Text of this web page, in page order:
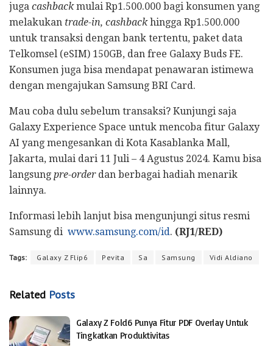
juga cashbackmulai Rp1.500.000 bagi konsumen yang
melakukan trade-in, cashbackhingga Rp1.500.000
untuk transaksi dengan bank tertentu, paket data
Telkomsel (eSIM) 150GB, dan free Galaxy Buds FE.
Konsumen juga bisa mendapat penawaran istimewa
dengan mengajukan Samsung BRI Card.
Mau coba dulu sebelum transaksi? Kunjungi saja
Galaxy Experience Space untuk mencoba fitur Galaxy
AI yang mengesankan di Kota Kasablanka Mall,
Jakarta, mulai dari 11 Juli – 4 Agustus 2024. Kamu bisa
langsung pre-orderdan berbagai hadiah menarik
lainnya.
Informasi lebih lanjut bisa mengunjungi situs resmi
Samsung di www.samsung.com/id. (RJ1/RED)
Tags: Galaxy Z Flip6 Pevita Sa Samsung Vidi Aldiano
Related Posts
Galaxy Z Fold6 Punya Fitur PDF Overlay Untuk
Tingkatkan Produktivitas